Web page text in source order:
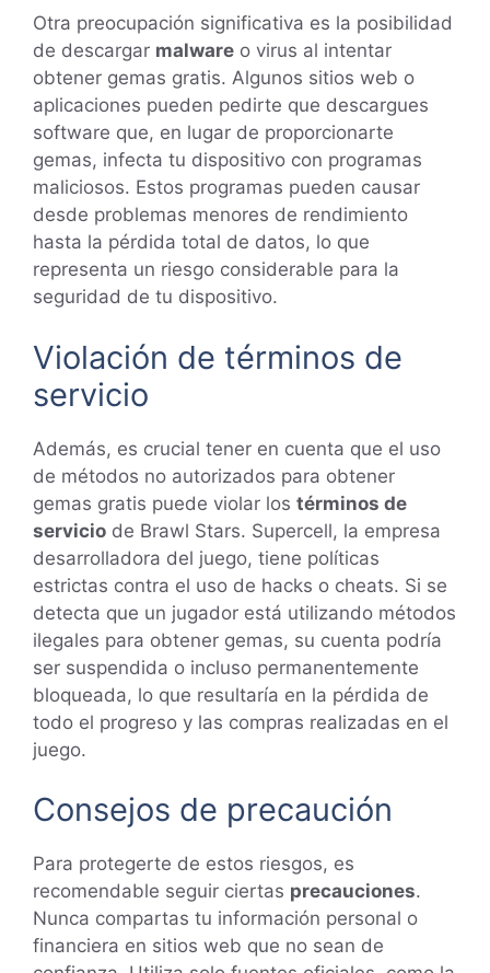
Otra preocupación significativa es la posibilidad
de descargar malware o virus al intentar
obtener gemas gratis. Algunos sitios web o
aplicaciones pueden pedirte que descargues
software que, en lugar de proporcionarte
gemas, infecta tu dispositivo con programas
maliciosos. Estos programas pueden causar
desde problemas menores de rendimiento
hasta la pérdida total de datos, lo que
representa un riesgo considerable para la
seguridad de tu dispositivo.
Violación de términos de
servicio
Además, es crucial tener en cuenta que el uso
de métodos no autorizados para obtener
gemas gratis puede violar los términos de
servicio de Brawl Stars. Supercell, la empresa
desarrolladora del juego, tiene políticas
estrictas contra el uso de hacks o cheats. Si se
detecta que un jugador está utilizando métodos
ilegales para obtener gemas, su cuenta podría
ser suspendida o incluso permanentemente
bloqueada, lo que resultaría en la pérdida de
todo el progreso y las compras realizadas en el
juego.
Consejos de precaución
Para protegerte de estos riesgos, es
recomendable seguir ciertas precauciones.
Nunca compartas tu información personal o
financiera en sitios web que no sean de